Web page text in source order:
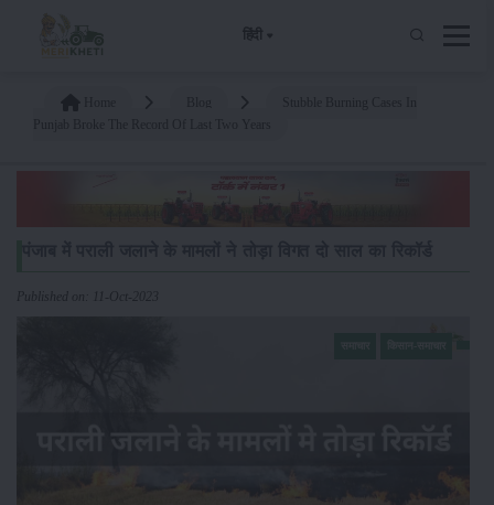
हिंदी
Published on: 11-Oct-2023